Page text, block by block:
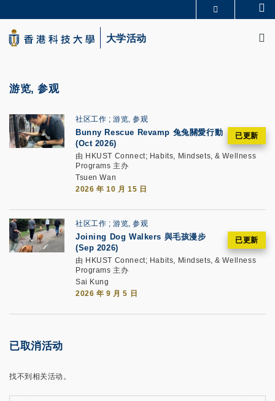
to
main
content
生活@科大
大学活动
游览, 参观
社区工作 游览, 参观
Bunny Rescue Revamp 兔兔關愛行動
(Oct 2026)
由 HKUST Connect; Habits, Mindsets, & Wellness
Programs 主办
Tsuen Wan
2026 年 10 月 15 日
社区工作 游览, 参观
Joining Dog Walkers 與毛孩漫步
(Sep 2026)
由 HKUST Connect; Habits, Mindsets, & Wellness
Programs 主办
Sai Kung
2026 年 9 月 5 日
已取消活动
找不到相关活动。